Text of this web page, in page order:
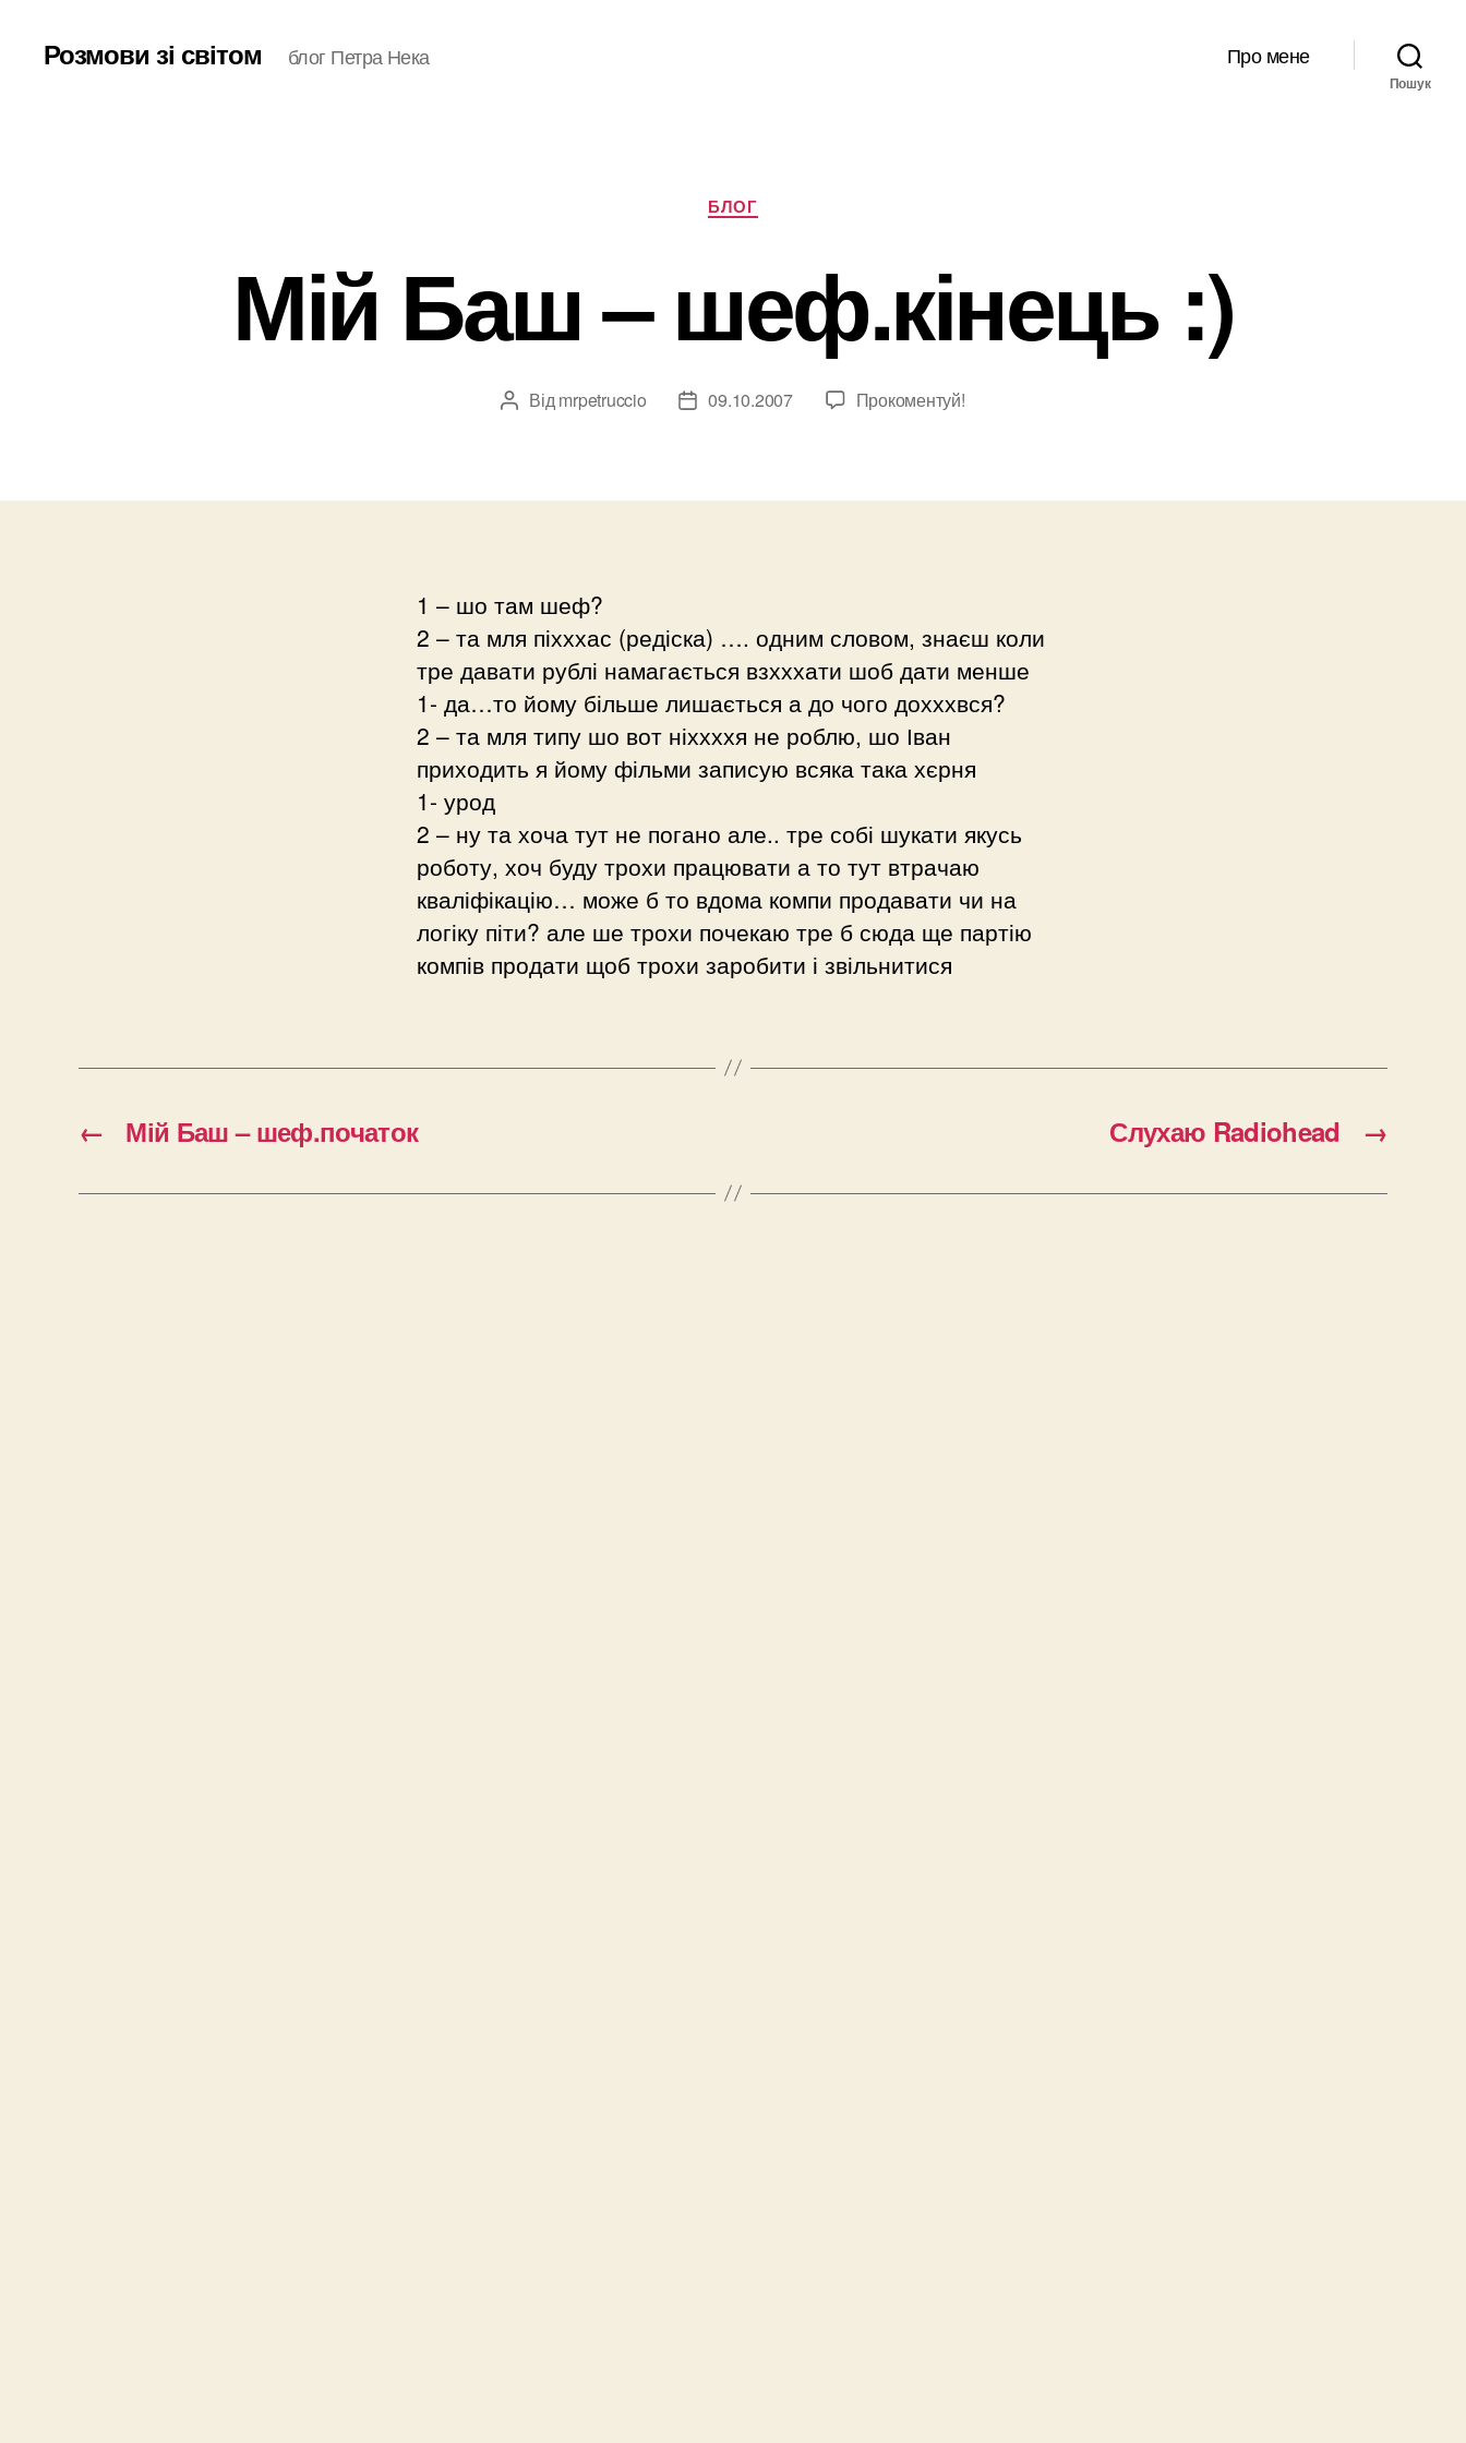
Розмови зі світом блог Петра Нека Про мене
Пошук
Категорії
БЛОГ
Мій Баш – шеф.кінець :)
Автор
Від mrpetruccio
Дата09.10.2007 Прокоментуй!
1 – шо там шеф?
2 – та мля піхххас (редіска) …. одним словом, знаєш коли
тре давати рублі намагається взхххати шоб дати менше
1- да…то йому більше лишається а до чого дохххвся?
2 – та мля типу шо вот ніххххя не роблю, шо Іван
приходить я йому фільми записую всяка така хєрня
1- урод
2 – ну та хоча тут не погано але.. тре собі шукати якусь
роботу, хоч буду трохи працювати а то тут втрачаю
кваліфікацію… може б то вдома компи продавати чи на
логіку піти? але ше трохи почекаю тре б сюда ще партію
компів продати щоб трохи заробити і звільнитися
← Мій Баш – шеф.початок →
Слухаю Radiohead